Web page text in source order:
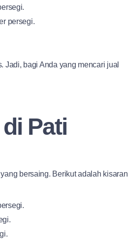
persegi.
bagi Anda yang mencari jual
Pati
bersaing. Berikut adalah kisaran